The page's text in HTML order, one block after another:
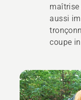
maîtrise
aussi
coupe